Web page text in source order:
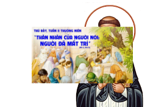
content